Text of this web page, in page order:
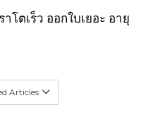
โตเร็ว ออกใบเยอะ อายุ
Articles